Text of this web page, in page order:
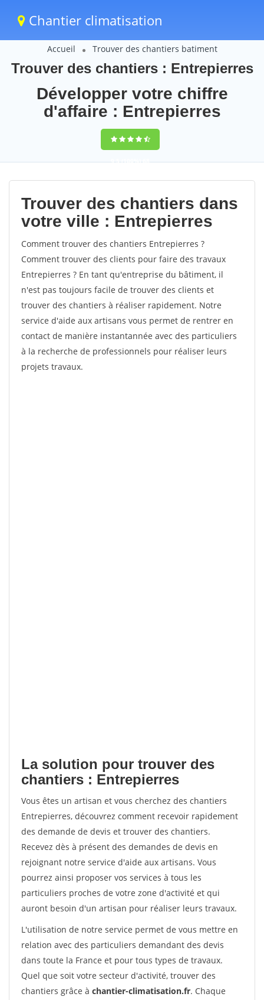
Chantier climatisation
Accueil Trouver des chantiers batiment
Trouver des chantiers : Entrepierres
Développer votre chiffre
d'affaire : Entrepierres
9,5(100%)68
votes
Trouver des chantiers dans
votre ville : Entrepierres
Comment trouver des chantiers Entrepierres ?
Comment trouver des clients pour faire des travaux
Entrepierres ? En tant qu'entreprise du bâtiment, il
n'est pas toujours facile de trouver des clients et
trouver des chantiers à réaliser rapidement. Notre
service d'aide aux artisans vous permet de rentrer en
contact de manière instantannée avec des particuliers
à la recherche de professionnels pour réaliser leurs
projets travaux.
La solution pour trouver des
chantiers : Entrepierres
Vous êtes un artisan et vous cherchez des chantiers
Entrepierres, découvrez comment recevoir rapidement
des demande de devis et trouver des chantiers.
Recevez dès à présent des demandes de devis en
rejoignant notre service d'aide aux artisans. Vous
pourrez ainsi proposer vos services à tous les
particuliers proches de votre zone d'activité et qui
auront besoin d'un artisan pour réaliser leurs travaux.
L'utilisation de notre service permet de vous mettre en
relation avec des particuliers demandant des devis
dans toute la France et pour tous types de travaux.
Quel que soit votre secteur d'activité, trouver des
chantiers grâce à chantier-climatisation.fr. Chaque